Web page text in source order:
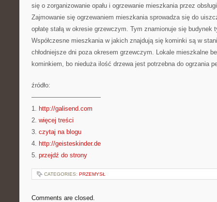
się o zorganizowanie opału i ogrzewanie mieszkania przez
Zajmowanie się ogrzewaniem mieszkania sprowadza się do
opłatę stałą w okresie grzewczym. Tym znamionuje się budynek
Współczesne mieszkania w jakich znajdują się kominki są w
chłodniejsze dni poza okresem grzewczym. Lokale mieszkalne
kominkiem, bo nieduża ilość drzewa jest potrzebna do ogrzania
źródło:
———————————
1. http://galisend.com
2. więcej treści
3. czytaj na blogu
4. http://geisteskinder.de
5. przejdź do strony
CATEGORIES: PRZEMYSŁ
Comments are closed.